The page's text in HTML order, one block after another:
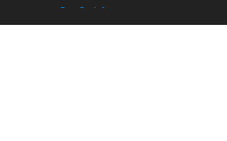
je rondreis door Zuid-Midden Noorwegen
panoramatocht in Chamonix
met de camper
bergweg op je bucketlist hoort